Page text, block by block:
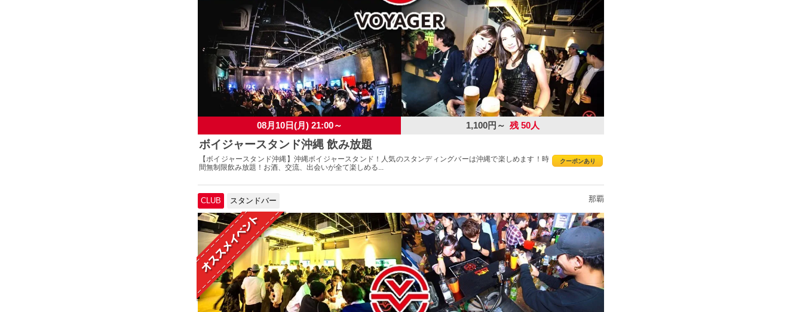
08月10日(月) 21:00～ 1,100円～ 残 50人
ボイジャースタンド沖縄 飲み放題
クーポンあり
【ボイジャースタンド沖縄】沖縄ボイジャースタンド！人気のスタンディングバーは沖縄で楽しめます！時
間無制限飲み放題！お酒、交流、出会いが全て楽しめる...
CLUB スタンドバー 那覇